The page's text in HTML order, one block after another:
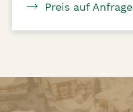
Preis auf Anfrage